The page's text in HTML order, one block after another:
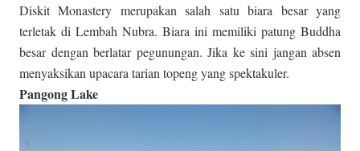
Diskit Monastery merupakan salah satu biara besar yang
terletak di Lembah Nubra. Biara ini memiliki patung Buddha
besar dengan berlatar pegunungan. Jika ke sini jangan absen
menyaksikan upacara tarian topeng yang spektakuler.
Pangong Lake